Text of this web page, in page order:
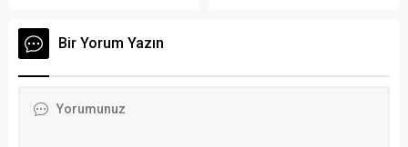
mevsiminde yoğun olan
deniz trafiği nedeniyle
itibariyle atık ve sintineleri
Bir Yorum Yazın